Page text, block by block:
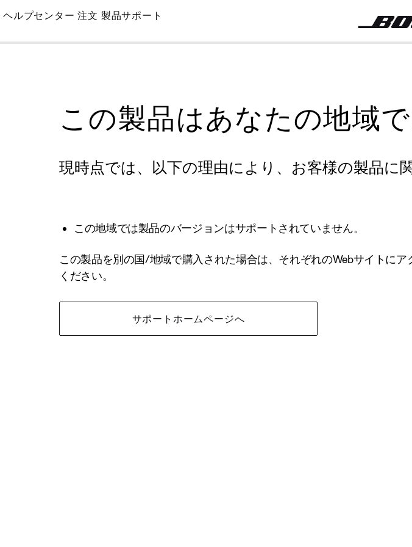
Skip
Main
ヘルプセンター 注文 製品サポート
この製品はあなたの地域
現時点では、以下の理由により、お客様の製品に
この地域では製品のバージョンはサポートされていません。
この製品を別の国/地域で購入された場合は、それぞれのWebサイトに
ください。
サポートホームページへ